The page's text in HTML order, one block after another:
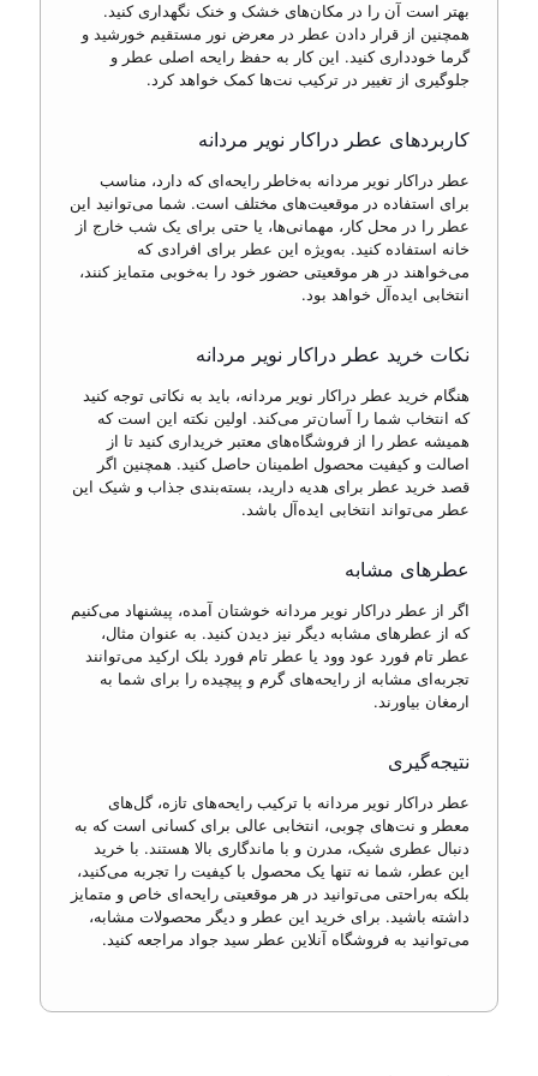
بهتر است آن را در مکان‌های خشک و خنک نگهداری کنید.
همچنین از قرار دادن عطر در معرض نور مستقیم خورشید و
گرما خودداری کنید. این کار به حفظ رایحه اصلی عطر و
جلوگیری از تغییر در ترکیب نت‌ها کمک خواهد کرد.
کاربردهای عطر دراکار نویر مردانه
عطر دراکار نویر مردانه به‌خاطر رایحه‌ای که دارد، مناسب
برای استفاده در موقعیت‌های مختلف است. شما می‌توانید این
عطر را در محل کار، مهمانی‌ها، یا حتی برای یک شب خارج از
خانه استفاده کنید. به‌ویژه این عطر برای افرادی که
می‌خواهند در هر موقعیتی حضور خود را به‌خوبی متمایز کنند،
انتخابی ایده‌آل خواهد بود.
نکات خرید عطر دراکار نویر مردانه
هنگام خرید عطر دراکار نویر مردانه، باید به نکاتی توجه کنید
که انتخاب شما را آسان‌تر می‌کند. اولین نکته این است که
همیشه عطر را از فروشگاه‌های معتبر خریداری کنید تا از
اصالت و کیفیت محصول اطمینان حاصل کنید. همچنین اگر
قصد خرید عطر برای هدیه دارید، بسته‌بندی جذاب و شیک این
عطر می‌تواند انتخابی ایده‌آل باشد.
عطرهای مشابه
اگر از عطر دراکار نویر مردانه خوشتان آمده، پیشنهاد می‌کنیم
که از عطرهای مشابه دیگر نیز دیدن کنید. به عنوان مثال،
عطر تام فورد عود وود یا عطر تام فورد بلک ارکید می‌توانند
تجربه‌ای مشابه از رایحه‌های گرم و پیچیده را برای شما به
ارمغان بیاورند.
نتیجه‌گیری
عطر دراکار نویر مردانه با ترکیب رایحه‌های تازه، گل‌های
معطر و نت‌های چوبی، انتخابی عالی برای کسانی است که به
دنبال عطری شیک، مدرن و با ماندگاری بالا هستند. با خرید
این عطر، شما نه تنها یک محصول با کیفیت را تجربه می‌کنید،
بلکه به‌راحتی می‌توانید در هر موقعیتی رایحه‌ای خاص و متمایز
داشته باشید. برای خرید این عطر و دیگر محصولات مشابه،
می‌توانید به فروشگاه آنلاین عطر سید جواد مراجعه کنید.